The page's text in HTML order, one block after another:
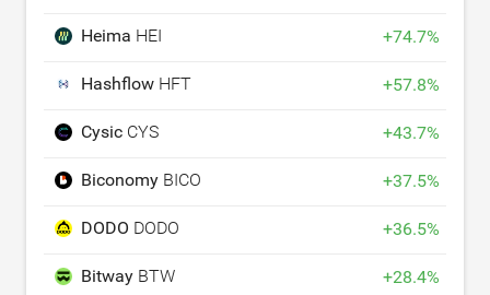
Heima HEI +74.7%
Hashflow HFT +57.8%
Cysic CYS +43.7%
Biconomy BICO +37.5%
DODO DODO +36.5%
Bitway BTW +28.4%